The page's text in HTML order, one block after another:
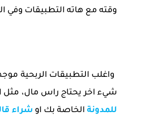
وقته مع هاته التطبيقات وفي
واغلب التطبيقات الربحية
شيء اخر يحتاج راس مال، مثل
للمدونة الخاصة بك او شراء